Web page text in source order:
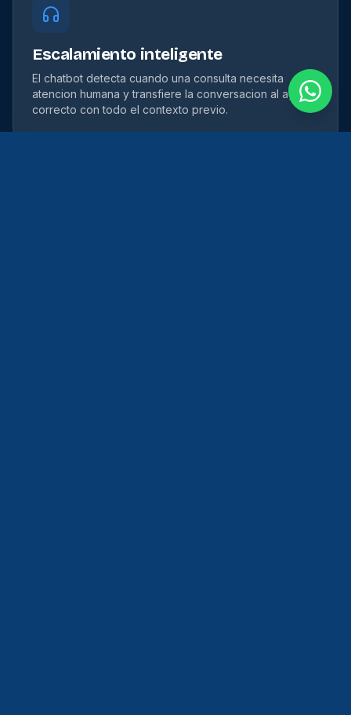
Escalamiento inteligente
El chatbot detecta cuando una consulta necesita
atencion humana y transfiere la conversacion al agente
correcto con todo el contexto previo.